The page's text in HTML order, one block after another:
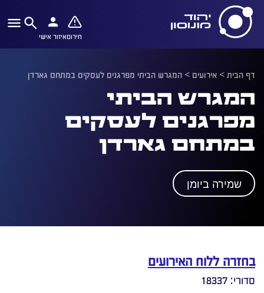
חירוםאיזור אישי
דף הבית> אירועים > המגרש הביתי מפרגנים לעסקים במתחם גארדן
המגרש הביתי
מפרגנים לעסקים
במתחם גארדן
שמירה ביומן
בחזרה ללוח האירועים
סדורי: 18337